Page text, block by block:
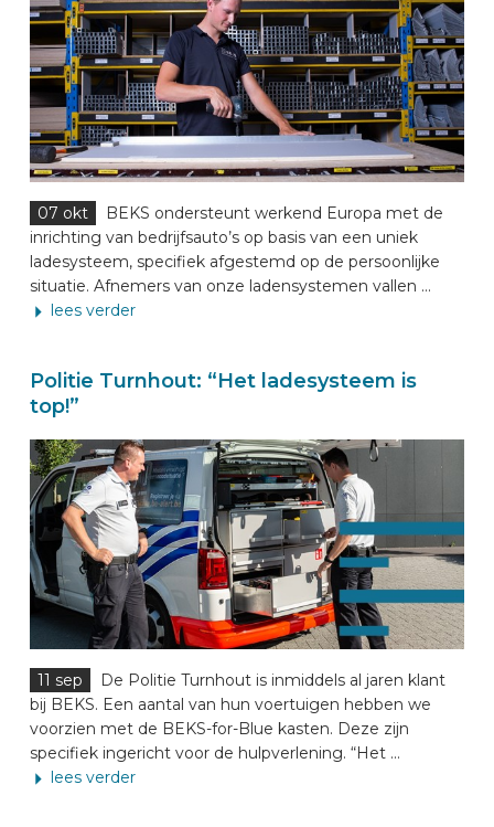
07 okt
BEKS ondersteunt werkend Europa met de
inrichting van bedrijfsauto’s op basis van een uniek
ladesysteem, specifiek afgestemd op de persoonlijke
situatie. Afnemers van onze ladensystemen vallen ...
lees verder
Politie Turnhout: “Het ladesysteem is
top!”
11 sep
De Politie Turnhout is inmiddels al jaren klant
bij BEKS. Een aantal van hun voertuigen hebben we
voorzien met de BEKS-for-Blue kasten. Deze zijn
specifiek ingericht voor de hulpverlening. “Het ...
lees verder